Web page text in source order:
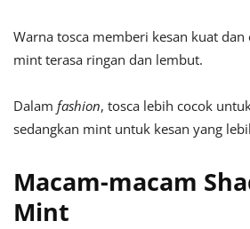
Warna tosca memberi kesan kuat dan
mint terasa ringan dan lembut.
Dalam fashion, tosca lebih cocok
sedangkan mint untuk kesan yang
Macam-macam
Mint